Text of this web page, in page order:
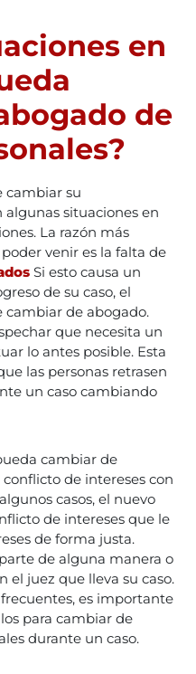
en
de
cambiar su
situaciones en
La razón más
venir es la falta de
Si esto causa un
de su caso, el
de abogado.
que necesita un
lo antes posible. Esta
las personas retrasen
un caso cambiando
cambiar de
de intereses con
casos, el nuevo
de intereses que le
de forma justa.
de alguna manera o
el juez que lleva su caso.
frecuentes, es importante
para cambiar de
durante un caso.